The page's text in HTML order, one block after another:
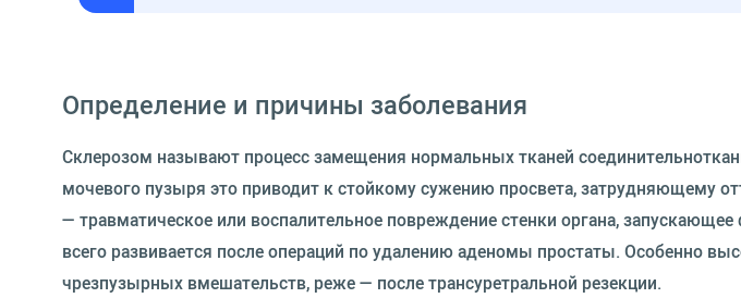
Определение и причины заболевания
Склерозом называют процесс замещения нормальных тканей
мочевого пузыря это приводит к стойкому сужению просвета, затрудняющему
— травматическое или воспалительное повреждение стенки органа,
всего развивается после операций по удалению аденомы простаты. Особенно
чрезпузырных вмешательств, реже — после трансуретральной резекции.